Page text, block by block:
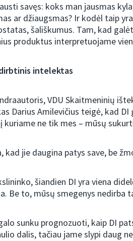
savęs: koks man jausmas
ar džiaugsmas? Ir kodėl taip
šališkumus. Tam, kad
produktus interpretuojame
intelektas
VDU Skaitmeninių
Darius Amilevičius teigė, kad
kuriame ne tik mes – mūsų
kad jie daugina patys save, be
šiandien DI yra viena
Be to, mūsų smegenys nedirba
sunku prognozuoti, kaip DI
dalis, tačiau jame slypi daug